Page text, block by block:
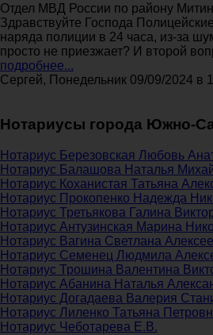
Отдел МВД России по району
Здравствуйте Господа
наряда полиции в 24 часа, из-за
просто не приезжает? И второй
подробнее...
Сергей, Понедельник 09/09/2024 в
Нотариусы города Южно-
Нотариус Березовская Любовь
Нотариус Балашова Наталья
Нотариус Коханистая Татьяна
Нотариус Прокопенко Надежда
Нотариус Третьякова Галина
Нотариус Антузинская Марина
Нотариус Вагина Светлана
Нотариус Семенец Людмила
Нотариус Трошина Валентина
Нотариус Абанина Наталья
Нотариус Догадаева Валерия
Нотариус Лиленко Татьяна
Нотариус Чеботарева Е.В.